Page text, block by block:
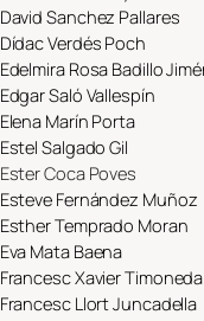
David Sanchez Pallares
Dídac Verdés Poch
Edelmira Rosa Badillo
Edgar Saló Vallespín
Elena Marín Porta
Estel Salgado Gil
Ester Coca Poves
Esteve Fernández Muñoz
Esther Temprado Moran
Eva Mata Baena
Francesc Xavier
Francesc Llort Juncadella